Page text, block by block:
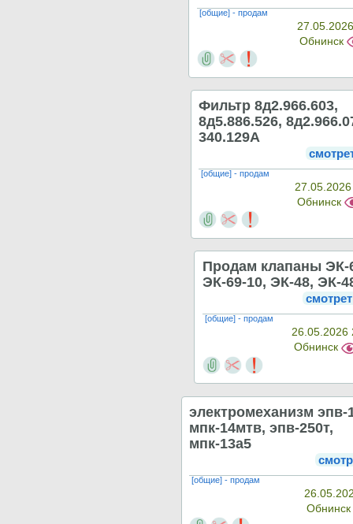
[общие] - продам
Обнинск
Фильтр 8д2.966.603,
8д5.886.526,
340.129А
[общие] - продам
Обнинск
Продам клапаны ЭК-
ЭК-69-10, ЭК-48, ЭК-
[общие] - продам
26.05.2026
Обнинск
электромеханизм эпв-
мпк-14мтв, эпв-250т,
мпк-13а5
[общие] - продам